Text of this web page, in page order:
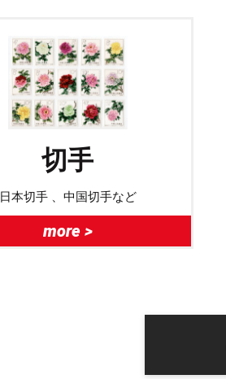
切手
日本切手 、中国切手など
more >